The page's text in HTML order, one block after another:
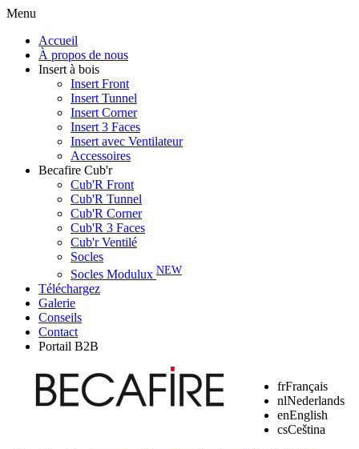
Menu
Accueil
À propos de nous
Insert à bois
Insert Front
Insert Tunnel
Insert Corner
Insert 3 Faces
Insert avec Ventilateur
Accessoires
Becafire Cub'r
Cub'R Front
Cub'R Tunnel
Cub'R Corner
Cub'R 3 Faces
Cub'r Ventilé
Socles
Socles Modulux NEW
Téléchargez
Galerie
Conseils
Contact
Portail B2B
frFrançais
nlNederlands
enEnglish
csCeština